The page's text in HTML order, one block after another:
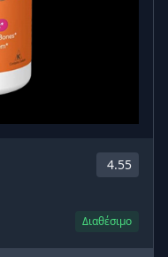
4.55
Διαθέσιμο